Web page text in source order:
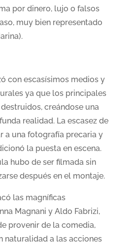
por dinero, lujo o falsos
muy bien representado
con escasísimos medios y
ya que los principales
creándose una
realidad. La escasez de
a una fotografía precaria y
la puesta en escena.
hubo de ser filmada sin
después en el montaje.
las magníficas
Magnani y Aldo Fabrizi,
provenir de la comedia,
naturalidad a las acciones